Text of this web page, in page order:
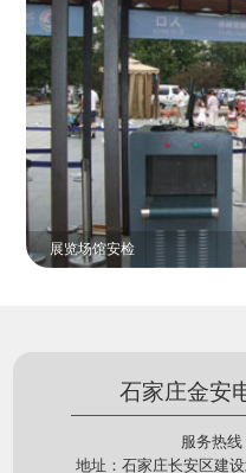
监督、公路铁
贵重金属防盗
石家庄金安
服务热
地址：石家庄长安区建